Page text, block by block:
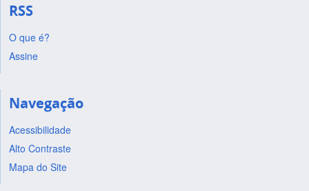
RSS
O que é?
Assine
Navegação
Acessibilidade
Alto Contraste
Mapa do Site